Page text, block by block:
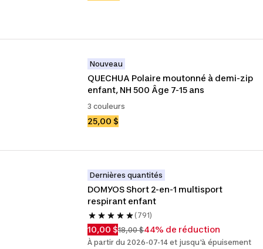
Nouveau
QUECHUA Polaire moutonné à demi-zip
enfant, NH 500 Âge 7-15 ans
3 couleurs
25,00 $
Dernières quantités
DOMYOS Short 2-en-1 multisport
respirant enfant
(791)
10,00 $18,00 $44% de réduction
À partir du 2026-07-14 et jusqu'à épuisement